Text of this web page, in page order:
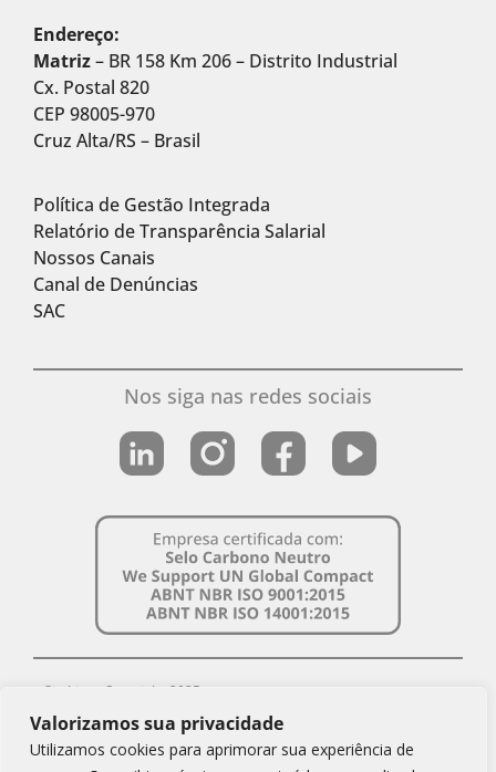
Valorizamos sua privacidade
Utilizamos cookies para aprimorar sua experiência de
Endereço:
Matriz– BR 158 Km 206 – Distrito Industrial
Cx. Postal 820
CEP 98005-970
Cruz Alta/RS – Brasil
Política de Gestão Integrada
Relatório de Transparência Salarial
Nossos Canais
Canal de Denúncias
SAC
Nos siga nas redes sociais
Simbiose Copyright 2025
CNPJ Simbiose: 08.879.643/0001-69